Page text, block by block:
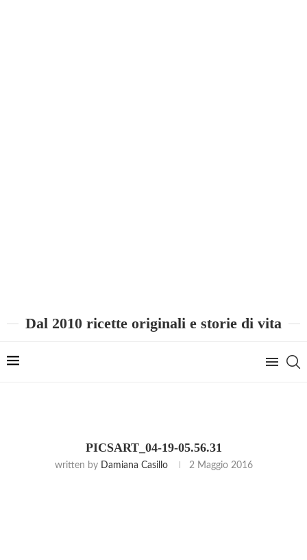
Dal 2010 ricette originali e storie di vita
PICSART_04-19-05.56.31
written by Damiana Casillo 2 Maggio 2016